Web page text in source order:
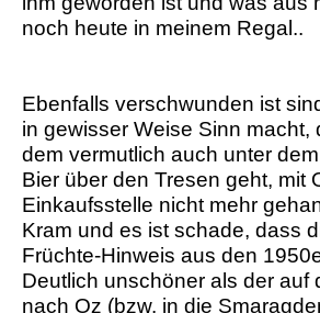
noch heute in meinem Regal..
Ebenfalls verschwunden ist
in gewisser Weise Sinn
dem vermutlich auch unter
Bier über den Tresen geht, mit
Einkaufsstelle nicht mehr
Kram und es ist schade, dass
Früchte-Hinweis aus den
Deutlich unschöner als der auf
nach Oz (bzw. in die